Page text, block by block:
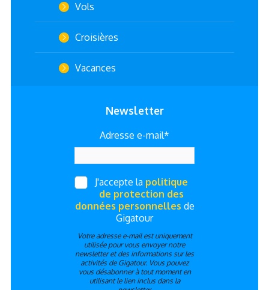
Vols
Croisières
Vacances
Newsletter
Adresse e-mail*
J'accepte la politique
de protection des
données personnelles de
Gigatour
Votre adresse e-mail est uniquement
utilisée pour vous envoyer notre
newsletter et des informations sur les
activités de Gigatour. Vous pouvez
vous désabonner à tout moment en
utilisant le lien inclus dans la